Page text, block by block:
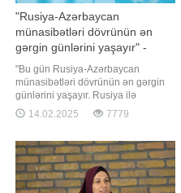
"Rusiya-Azərbaycan
münasibətləri dövrünün ən
gərgin günlərini yaşayır" -
Ceyhun Məmmədov +
VİDEOMÜSAHİBƏ
"Bu gün Rusiya-Azərbaycan
münasibətləri dövrünün ən gərgin
günlərini yaşayır. Rusiya ilə
əlaqələimiz hər zaman yüksək
səviyyədə olmuşdur. Azərbaycan
vurulandan sonra münasibətlər
gərginləşdi. Prezident İlham
Əliyevin bununla bağlı çox
prinsipial və qətiyyətli mövqeyi va
14.02.2025 7779